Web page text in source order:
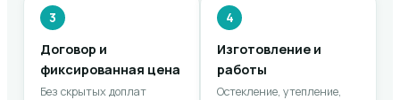
3
Договор и
фиксированная цена
Без скрытых доплат
4
Изготовление и
работы
Остекление, утепление,